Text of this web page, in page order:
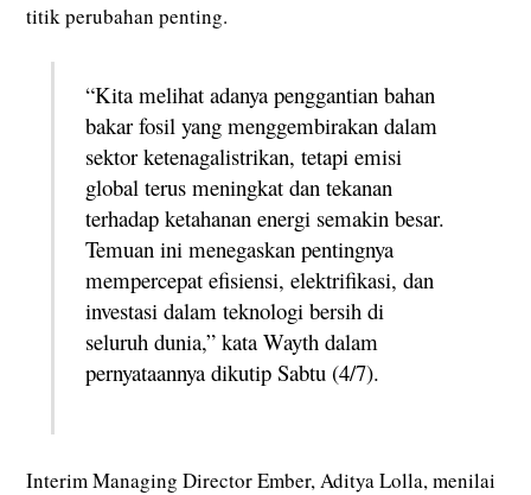
titik perubahan penting.
“Kita melihat adanya penggantian bahan
bakar fosil yang menggembirakan dalam
sektor ketenagalistrikan, tetapi emisi
global terus meningkat dan tekanan
terhadap ketahanan energi semakin besar.
Temuan ini menegaskan pentingnya
mempercepat efisiensi, elektrifikasi, dan
investasi dalam teknologi bersih di
seluruh dunia,” kata Wayth dalam
pernyataannya dikutip Sabtu (4/7).
Interim Managing Director Ember, Aditya Lolla, menilai